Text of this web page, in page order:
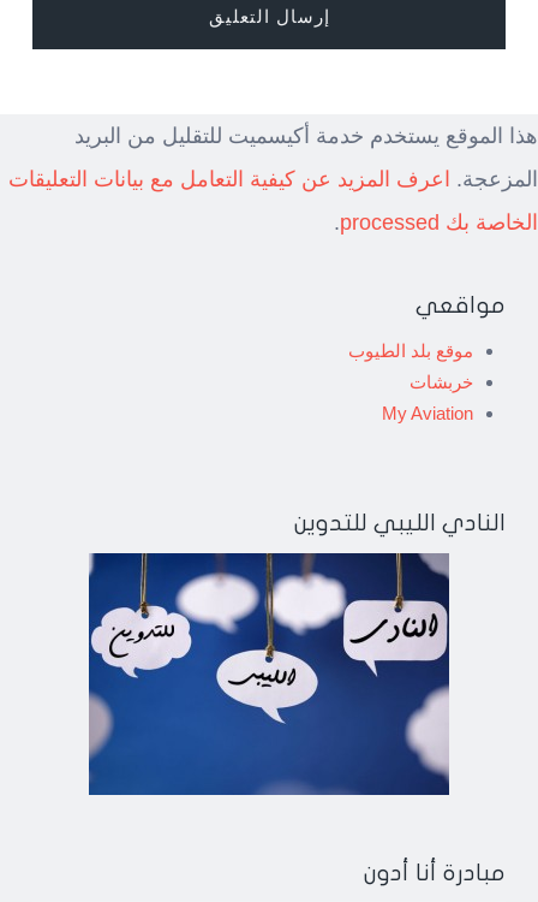
هذا الموقع يستخدم خدمة أكيسميت للتقليل من البريد
المزعجة. اعرف المزيد عن كيفية التعامل مع بيانات التعليقات
الخاصة بك processed
.
مواقعي
موقع بلد الطيوب
خربشات
My Aviation
النادي الليبي للتدوين
مبادرة أنا أدون